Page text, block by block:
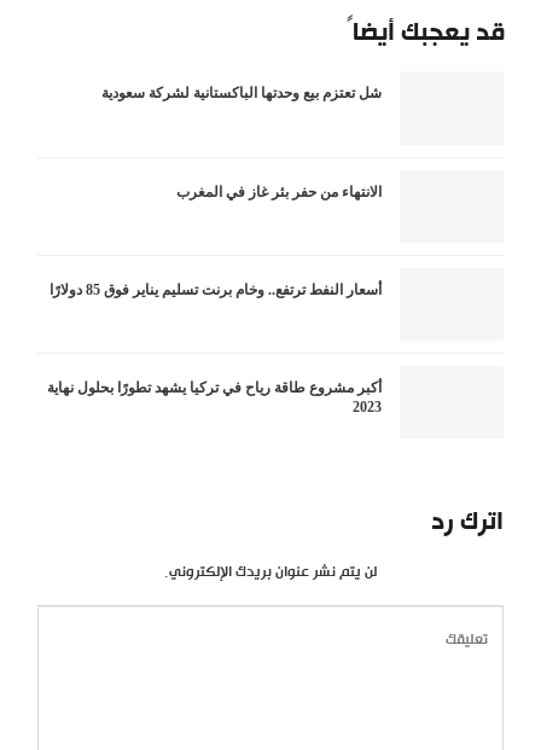
قد يعجبك أيضاً
شل تعتزم بيع وحدتها الباكستانية لشركة سعودية
الانتهاء من حفر بئر غاز في المغرب
أسعار النفط ترتفع.. وخام برنت تسليم يناير فوق 85 دولارًا
أكبر مشروع طاقة رياح في تركيا يشهد تطورًا بحلول نهاية
2023
اترك رد
لن يتم نشر عنوان بريدك الإلكتروني.